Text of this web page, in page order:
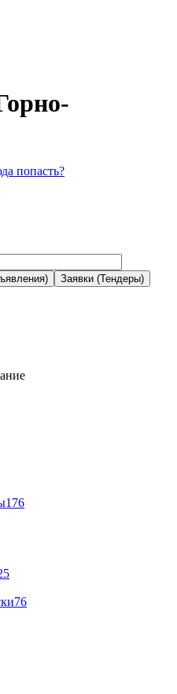
попасть?
Заявки (Тендеры)
176
76